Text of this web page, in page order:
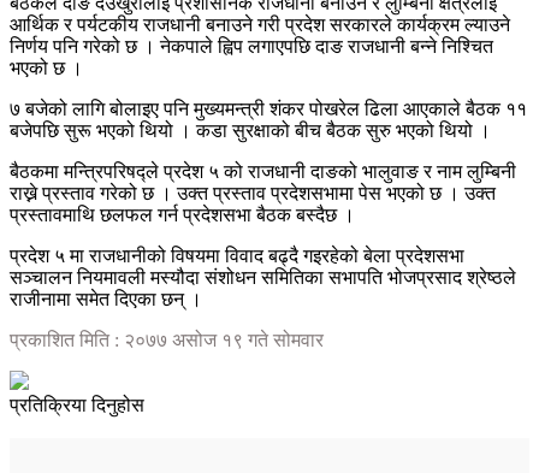
आर्थिक र पर्यटकीय राजधानी बनाउने गरी प्रदेश सरकारले कार्यक्रम ल्याउने
निर्णय पनि गरेको छ । नेकपाले ह्विप लगाएपछि दाङ राजधानी बन्ने निश्चित
भएको छ ।
७ बजेको लागि बोलाइए पनि मुख्यमन्त्री शंकर पोखरेल ढिला आएकाले बैठक ११
बजेपछि सुरू भएको थियो । कडा सुरक्षाको बीच बैठक सुरु भएको थियो ।
बैठकमा मन्त्रिपरिषद्ले प्रदेश ५ को राजधानी दाङको भालुवाङ र नाम लुम्बिनी
राख्ने प्रस्ताव गरेको छ । उक्त प्रस्ताव प्रदेशसभामा पेस भएको छ । उक्त
प्रस्तावमाथि छलफल गर्न प्रदेशसभा बैठक बस्दैछ ।
प्रदेश ५ मा राजधानीको विषयमा विवाद बढ्दै गइरहेको बेला प्रदेशसभा
सञ्चालन नियमावली मस्यौदा संशोधन समितिका सभापति भोजप्रसाद श्रेष्ठले
राजीनामा समेत दिएका छन् ।
प्रकाशित मिति : २०७७ असोज १९ गते सोमवार
प्रतिक्रिया दिनुहोस